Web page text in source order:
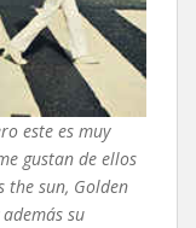
este es muy
gustan de ellos
the sun, Golden
su